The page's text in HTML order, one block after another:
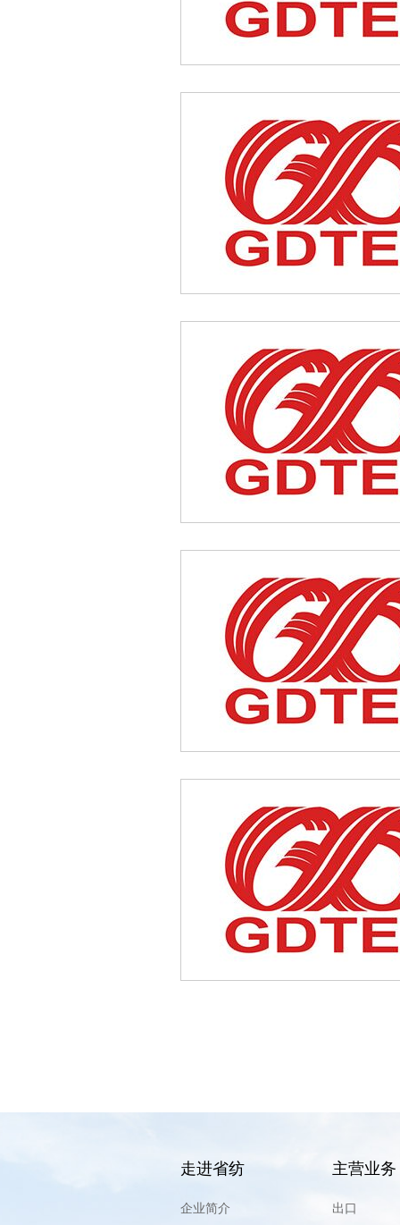
走进省纺
企业简介
主营业务
出口